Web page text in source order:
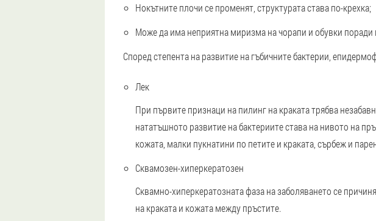
Нокътните плочи се променят, структурата става по-крехка;
Може да има неприятна миризма на чорапи и обувки поради
Според степента на развитие на гъбичните бактерии,
Лек
При първите признаци на пилинг на краката трябва
нататъшното развитие на бактериите става на нивото на
кожата, малки пукнатини по петите и краката, сърбеж и
Сквамозен-хиперкератозен
Сквамно-хиперкератозната фаза на заболяването се
на краката и кожата между пръстите.